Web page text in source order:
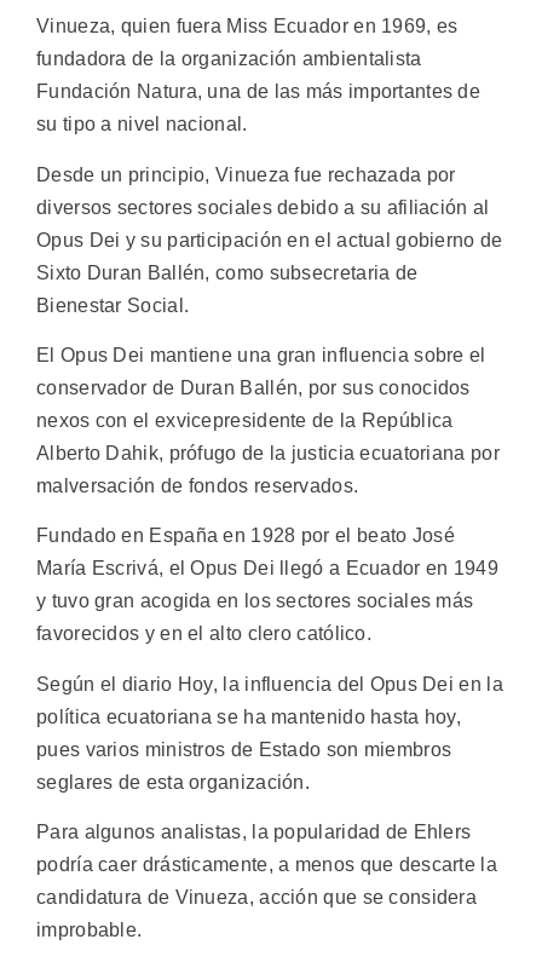
Vinueza, quien fuera Miss Ecuador en 1969, es
fundadora de la organización ambientalista
Fundación Natura, una de las más importantes de
su tipo a nivel nacional.
Desde un principio, Vinueza fue rechazada por
diversos sectores sociales debido a su afiliación al
Opus Dei y su participación en el actual gobierno de
Sixto Duran Ballén, como subsecretaria de
Bienestar Social.
El Opus Dei mantiene una gran influencia sobre el
conservador de Duran Ballén, por sus conocidos
nexos con el exvicepresidente de la República
Alberto Dahik, prófugo de la justicia ecuatoriana por
malversación de fondos reservados.
Fundado en España en 1928 por el beato José
María Escrivá, el Opus Dei llegó a Ecuador en 1949
y tuvo gran acogida en los sectores sociales más
favorecidos y en el alto clero católico.
Según el diario Hoy, la influencia del Opus Dei en la
política ecuatoriana se ha mantenido hasta hoy,
pues varios ministros de Estado son miembros
seglares de esta organización.
Para algunos analistas, la popularidad de Ehlers
podría caer drásticamente, a menos que descarte la
candidatura de Vinueza, acción que se considera
improbable.